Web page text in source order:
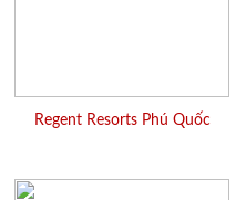
Regent Resorts Phú Quốc